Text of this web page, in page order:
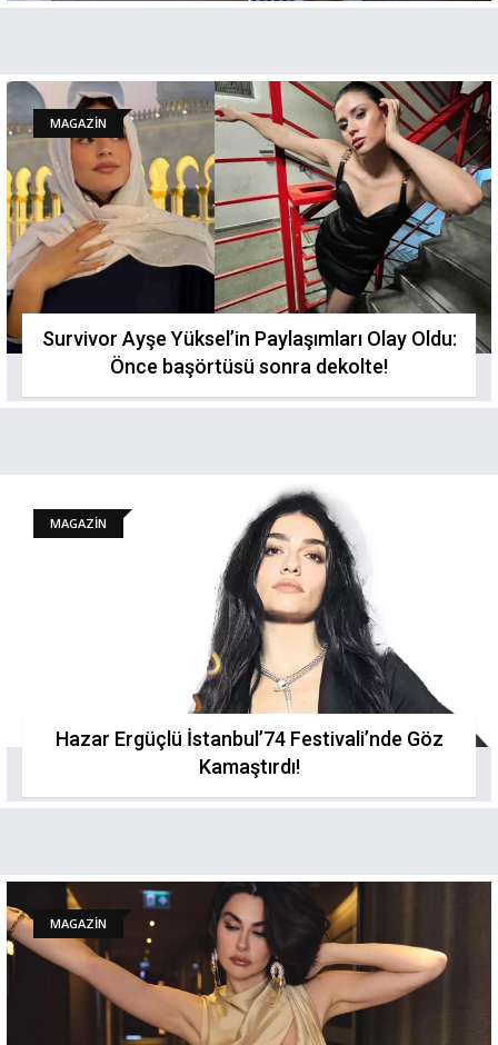
MAGAZİN
Survivor Ayşe Yüksel’in Paylaşımları Olay Oldu:
Önce başörtüsü sonra dekolte!
MAGAZİN
Hazar Ergüçlü İstanbul’74 Festivali’nde Göz
Kamaştırdı!
MAGAZİN